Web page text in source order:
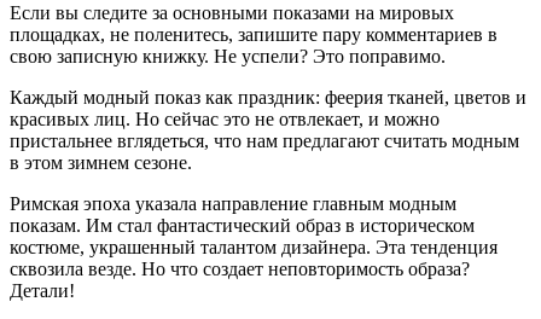
Если вы следите за основными показами на мировых
площадках, не поленитесь, запишите пару комментариев в
свою записную книжку. Не успели? Это поправимо.
Каждый модный показ как праздник: феерия тканей, цветов и
красивых лиц. Но сейчас это не отвлекает, и можно
пристальнее вглядеться, что нам предлагают считать модным
в этом зимнем сезоне.
Римская эпоха указала направление главным модным
показам. Им стал фантастический образ в историческом
костюме, украшенный талантом дизайнера. Эта тенденция
сквозила везде. Но что создает неповторимость образа?
Детали!